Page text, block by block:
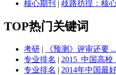
核心期刊 | 歧路彷徨：核
TOP热门关键词
考研 |
《预测》评审还要 ...
专业排名 | 2015_中国高校
专业排名 | 2014年中国最